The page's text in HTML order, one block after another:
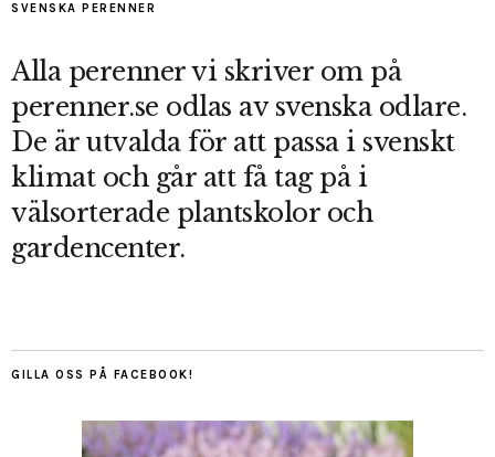
SVENSKA PERENNER
Alla perenner vi skriver om på
perenner.se odlas av svenska odlare.
De är utvalda för att passa i svenskt
klimat och går att få tag på i
välsorterade plantskolor och
gardencenter.
GILLA OSS PÅ FACEBOOK!